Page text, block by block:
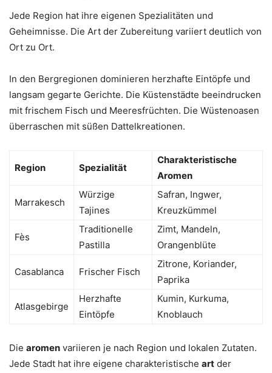
Jede Region hat ihre eigenen Spezialitäten und
Geheimnisse. Die Art der Zubereitung variiert deutlich von
Ort zu Ort.
In den Bergregionen dominieren herzhafte Eintöpfe und
langsam gegarte Gerichte. Die Küstenstädte beeindrucken
mit frischem Fisch und Meeresfrüchten. Die Wüstenoasen
überraschen mit süßen Dattelkreationen.
Region Spezialität
Charakteristische
Aromen
Marrakesch
Würzige
Tajines
Safran, Ingwer,
Kreuzkümmel
Fès
Traditionelle
Pastilla
Zimt, Mandeln,
Orangenblüte
Casablanca Frischer Fisch
Zitrone, Koriander,
Paprika
Atlasgebirge
Herzhafte
Eintöpfe
Kumin, Kurkuma,
Knoblauch
Die aromen variieren je nach Region und lokalen Zutaten.
Jede Stadt hat ihre eigene charakteristische art der